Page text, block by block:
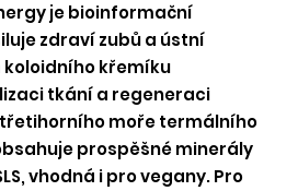
je bioinformační
zdraví zubů a ústní
koloidního křemíku
tkání a regeneraci
moře termálního
prospěšné minerály
vhodná i pro vegany. Pro